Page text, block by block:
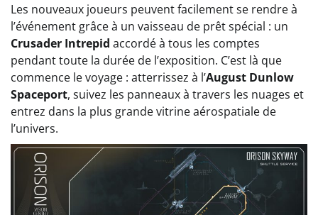
Les nouveaux joueurs peuvent facilement se rendre à
l’événement grâce à un vaisseau de prêt spécial : un
Crusader Intrepid accordé à tous les comptes
pendant toute la durée de l’exposition. C’est là que
commence le voyage : atterrissez à l’August Dunlow
Spaceport, suivez les panneaux à travers les nuages et
entrez dans la plus grande vitrine aérospatiale de
l’univers.